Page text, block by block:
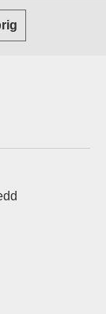
allanol)